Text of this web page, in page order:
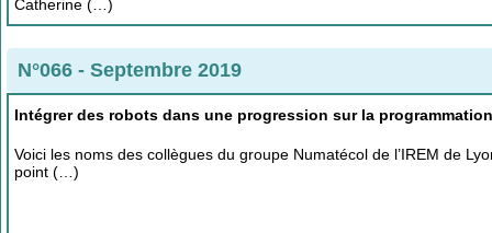
Catherine (…)
N°066 - Septembre 2019
Intégrer des robots dans une progression sur la
Voici les noms des collègues du groupe Numatécol de l’IREM de
point (…)